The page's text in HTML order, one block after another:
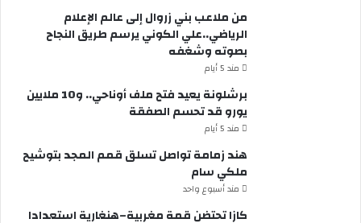
من ملاعب بني زروال إلى عالم الإعلام
الرياضي..علي الكوني يرسم طريق النجاح
بصوته وشغفه
مند 5 أيام
برشلونة يعيد فتح ملف أوناحي.. و10 ملايين
يورو قد تحسم الصفقة
مند 5 أيام
هند زمامة تواصل تسلق قمم المجد بتوشيح
ملكي سام
مند أسبوع واحد
كازا تحتضن قمة مغربية–هنغارية استعدادا